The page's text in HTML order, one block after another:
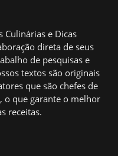
Culinárias e Dicas
direta de seus
de pesquisas e
textos são originais
que são chefes de
o que garante o melhor
receitas.